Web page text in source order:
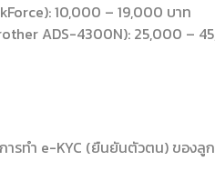
10,000 – 19,000 บาท
ADS-4300N): 25,000 –
ารทำ e-KYC (ยืนยันตัวตน) ของลู